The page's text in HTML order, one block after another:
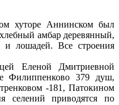
хуторе Аннинском был
амбар деревянный,
лошадей. Все строения
Еленой Дмитриевной
Филиппенково 379 душ,
-181, Патокином
селений приводятся по